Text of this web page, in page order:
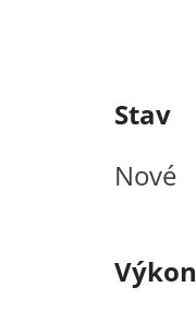
Stav
Nové
Výkon